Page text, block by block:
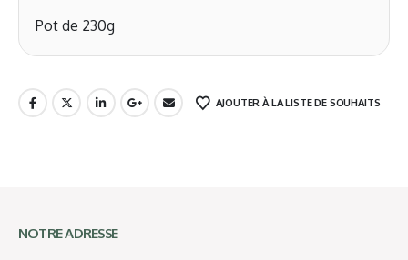
Pot de 230g
AJOUTER À LA LISTE DE SOUHAITS
NOTRE ADRESSE